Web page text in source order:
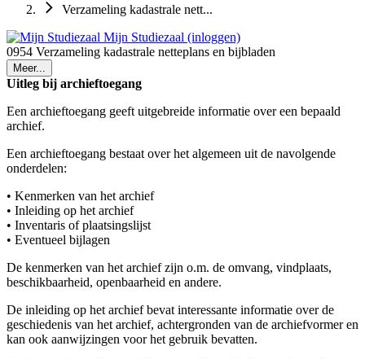
Verzameling kadastrale nett...
Mijn Studiezaal (inloggen)
0954 Verzameling kadastrale netteplans en bijbladen
Meer...
Uitleg bij archieftoegang
Een archieftoegang geeft uitgebreide informatie over een bepaald
archief.
Een archieftoegang bestaat over het algemeen uit de navolgende
onderdelen:
• Kenmerken van het archief
• Inleiding op het archief
• Inventaris of plaatsingslijst
• Eventueel bijlagen
De kenmerken van het archief zijn o.m. de omvang, vindplaats,
beschikbaarheid, openbaarheid en andere.
De inleiding op het archief bevat interessante informatie over de
geschiedenis van het archief, achtergronden van de archiefvormer en
kan ook aanwijzingen voor het gebruik bevatten.